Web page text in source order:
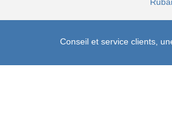
Conseil et service clients,